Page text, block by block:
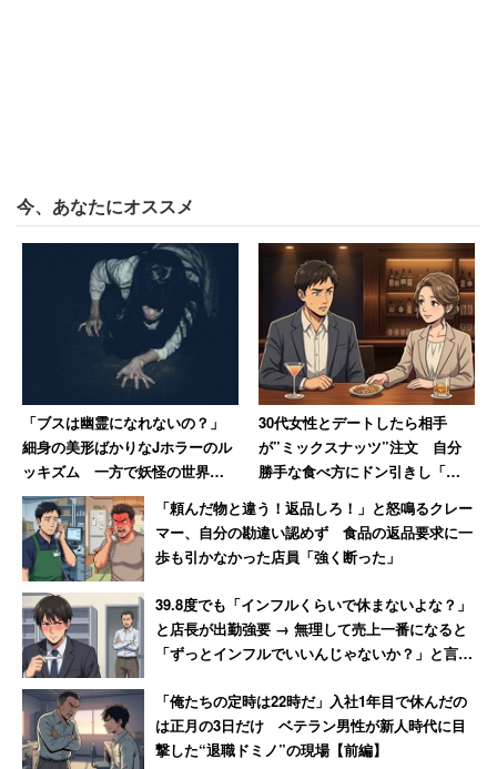
楽しんでいる可能性が高い。
とはいえ医学部の不正入試問題のように、嘘のような差別
が本当に存在するのが現在の日本。こうした考え方をする
男性が仮に実在したとして、驚けないのが悲しいところ
今、あなたにオススメ
「ブスは幽霊になれないの？」
細身の美形ばかりなJホラーのル
ッキズム 一方で妖怪の世界で
は醜女が活躍しているぞ！
30代女性とデートしたら相手
が”ミックスナッツ”注文 自分
勝手な食べ方にドン引きし「子
供じゃないんだから」と注意し
た男性
「頼んだ物と違う！返品しろ！」と怒鳴るクレー
マー、自分の勘違い認めず 食品の返品要求に一
歩も引かなかった店員「強く断った」
39.8度でも「インフルくらいで休まないよな？」
と店長が出勤強要 → 無理して売上一番になると
「ずっとインフルでいいんじゃないか？」と言わ
「俺たちの定時は22時だ」入社1年目で休んだの
は正月の3日だけ ベテラン男性が新人時代に目
撃した“退職ドミノ”の現場【前編】